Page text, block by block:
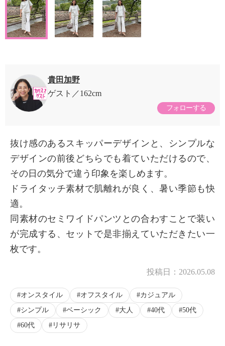
貴田加野
ゲスト
162cm
フォローする
抜け感のあるスキッパーデザインと、シンプルな
デザインの前後どちらでも着ていただけるので、
その日の気分で違う印象を楽しめます。
ドライタッチ素材で肌離れが良く、暑い季節も快
適。
同素材のセミワイドパンツとの合わすことで装い
が完成する、セットで是非揃えていただきたい一
枚です。
投稿日： 2026.05.08
オンスタイル オフスタイル
カジュアル
シンプル
ベーシック 大人 40代
50代
60代
リサリサ